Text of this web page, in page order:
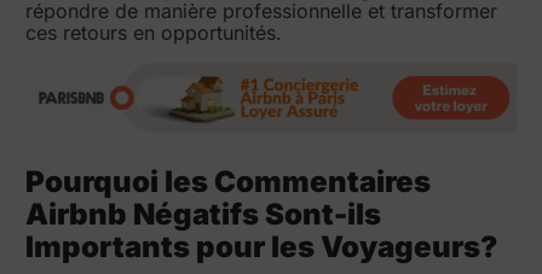
répondre de manière professionnelle et transformer
ces retours en opportunités.
Pourquoi les Commentaires
Airbnb Négatifs Sont-ils
Importants pour les Voyageurs?